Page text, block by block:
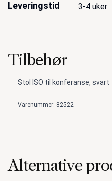
Leveringstid 3-4 uker
Tilbehør
Stol ISO til konferanse, svart
Varenummer: 82522
Alternative